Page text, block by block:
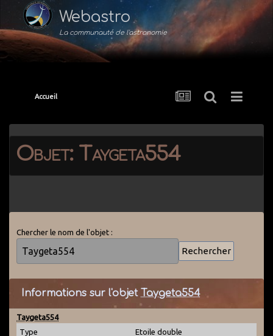
Webastro
La communauté de l'astronomie
Accueil
Objet: Taygeta554
Chercher le nom de l'objet :
Informations sur l'objet Taygeta554
Taygeta554
Type
Etoile double